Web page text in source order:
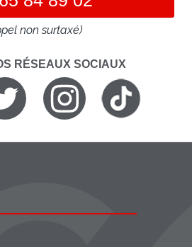
non surtaxé)
RÉSEAUX SOCIAUX